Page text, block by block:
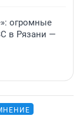
огромные
в Рязани —